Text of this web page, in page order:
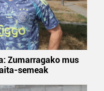
Zumarragako mus
semeak